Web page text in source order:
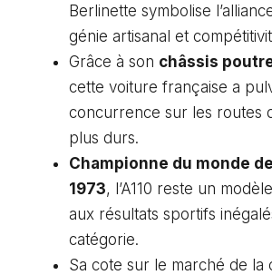
Berlinette symbolise
génie artisanal et
Grâce à son châssis
cette voiture française a
concurrence sur les routes
plus durs.
Championne du monde
1973, l’A110 reste un
aux résultats sportifs
catégorie.
Sa cote sur le marché de la